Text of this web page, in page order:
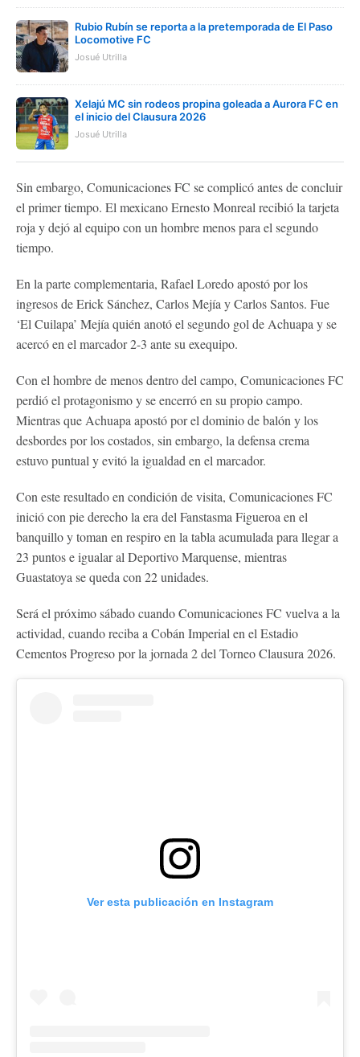
Rubio Rubín se reporta a la pretemporada de El Paso
Locomotive FC
Josué Utrilla
Xelajú MC sin rodeos propina goleada a Aurora FC en
el inicio del Clausura 2026
Josué Utrilla
Sin embargo, Comunicaciones FC se complicó antes de concluir
el primer tiempo. El mexicano Ernesto Monreal recibió la tarjeta
roja y dejó al equipo con un hombre menos para el segundo
tiempo.
En la parte complementaria, Rafael Loredo apostó por los
ingresos de Erick Sánchez, Carlos Mejía y Carlos Santos. Fue
‘El Cuilapa’ Mejía quién anotó el segundo gol de Achuapa y se
acercó en el marcador 2-3 ante su exequipo.
Con el hombre de menos dentro del campo, Comunicaciones FC
perdió el protagonismo y se encerró en su propio campo.
Mientras que Achuapa apostó por el dominio de balón y los
desbordes por los costados, sin embargo, la defensa crema
estuvo puntual y evitó la igualdad en el marcador.
Con este resultado en condición de visita, Comunicaciones FC
inició con pie derecho la era del Fanstasma Figueroa en el
banquillo y toman en respiro en la tabla acumulada para llegar a
23 puntos e igualar al Deportivo Marquense, mientras
Guastatoya se queda con 22 unidades.
Será el próximo sábado cuando Comunicaciones FC vuelva a la
actividad, cuando reciba a Cobán Imperial en el Estadio
Cementos Progreso por la jornada 2 del Torneo Clausura 2026.
Ver esta publicación en Instagram